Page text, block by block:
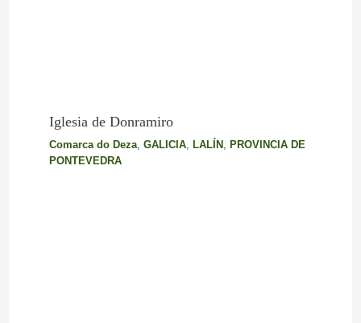
Iglesia de Donramiro
Comarca do Deza, GALICIA, LALÍN , PROVINCIA DE
PONTEVEDRA